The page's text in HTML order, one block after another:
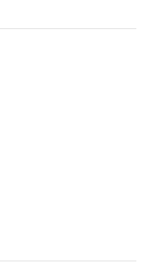
ป็นต้น นอกจากนี้ยัง
ตส่วนตัวและการนำ